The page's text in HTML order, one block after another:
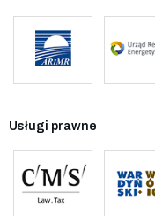
Usługi prawne